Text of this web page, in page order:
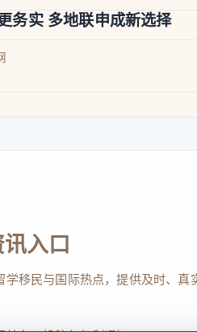
务实 多地联申成新选择
入口
移民与国际热点，提供及时、真